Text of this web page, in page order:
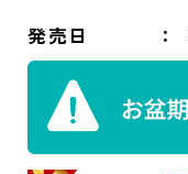
発売日